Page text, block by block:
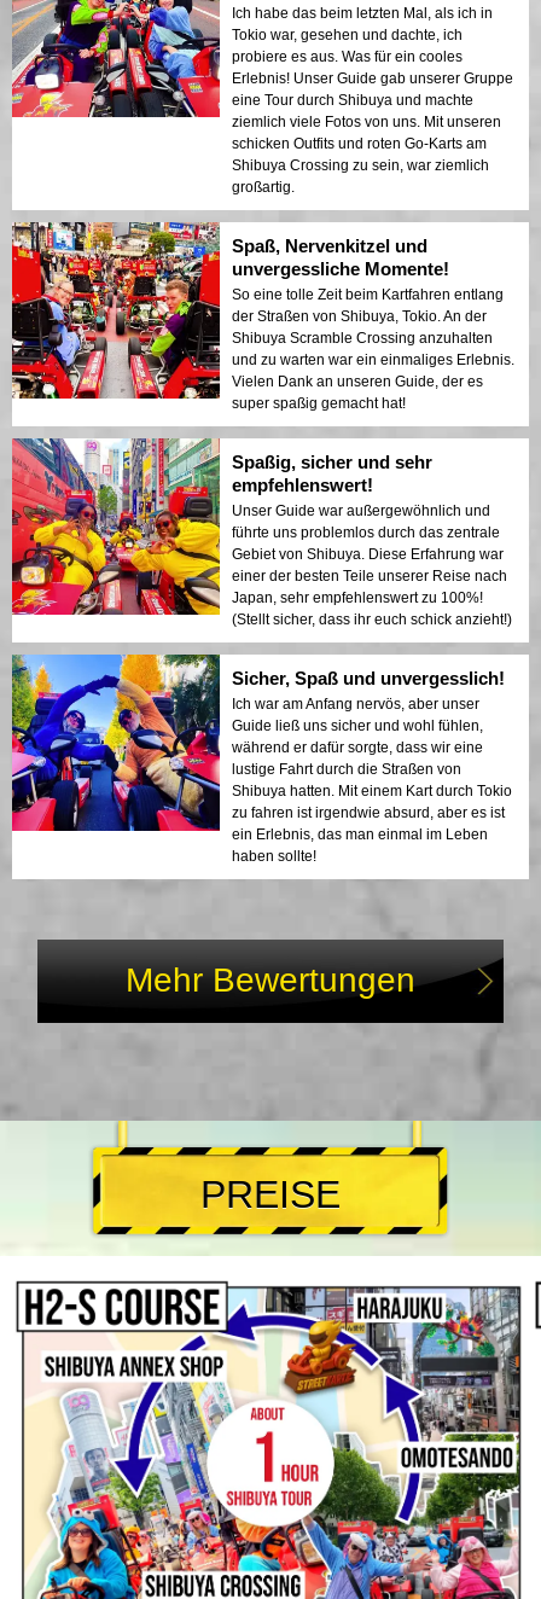
folgen und dich während des gesamten
Erlebnisses anleiten. Entspanne dich
einfach und genieße das Fahren des Karts
auf den vorgegebenen Strecken. Denke
daran, auf der linken Straßenseite in Tokio
zu fahren. Sei nicht zu spät! Stelle sicher,
dass du pünktlich im Geschäft ankommst,
sonst fahren sie ohne dich los! Während
ich vor dem großen Donki-Geschäft in
im strahlend roten Go-Kart in seinem
leuchtend gelben Kostüm fuhr. Er lächelte
glücklich und genoss die Anfeuerungen
vieler Zuschauer. Sein strahlendes Lächeln
war für mich unbezahlbar! Am Ende der
Tour erhielt er ein Video, das auf einer
Speicherkarte gespeichert war, als
Souvenir.
Ich habe das beim letzten Mal, als ich in
Tokio war, gesehen und dachte, ich
probiere es aus. Was für ein cooles
Erlebnis! Unser Guide gab unserer Gruppe
eine Tour durch Shibuya und machte
ziemlich viele Fotos von uns. Mit unseren
schicken Outfits und roten Go-Karts am
Shibuya Crossing zu sein, war ziemlich
großartig.
Spaß, Nervenkitzel und
unvergessliche Momente!
So eine tolle Zeit beim Kartfahren entlang
der Straßen von Shibuya, Tokio. An der
Shibuya Scramble Crossing anzuhalten
und zu warten war ein einmaliges Erlebnis.
Vielen Dank an unseren Guide, der es
super spaßig gemacht hat!
Spaßig, sicher und sehr
empfehlenswert!
Unser Guide war außergewöhnlich und
führte uns problemlos durch das zentrale
Gebiet von Shibuya. Diese Erfahrung war
einer der besten Teile unserer Reise nach
Japan, sehr empfehlenswert zu 100%!
(Stellt sicher, dass ihr euch schick anzieht!)
Sicher, Spaß und unvergesslich!
Ich war am Anfang nervös, aber unser
Guide ließ uns sicher und wohl fühlen,
während er dafür sorgte, dass wir eine
lustige Fahrt durch die Straßen von
Shibuya hatten. Mit einem Kart durch Tokio
zu fahren ist irgendwie absurd, aber es ist
ein Erlebnis, das man einmal im Leben
haben sollte!
Mehr Bewertungen
PREISE